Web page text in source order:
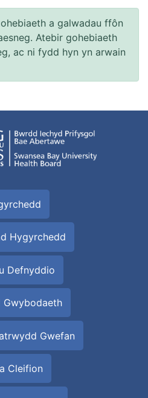
a galwadau ffôn
Atebir gohebiaeth
ac ni fydd hyn yn arwain
Hygyrchedd
Defnyddio
Gwybodaeth
Gwefan
Cleifion